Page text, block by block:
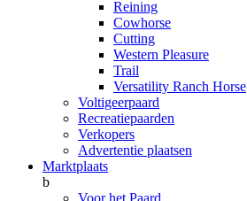
Reining
Cowhorse
Cutting
Western Pleasure
Trail
Versatility Ranch Horse
Voltigeerpaard
Recreatiepaarden
Verkopers
Advertentie plaatsen
Marktplaats
b
Voor het Paard